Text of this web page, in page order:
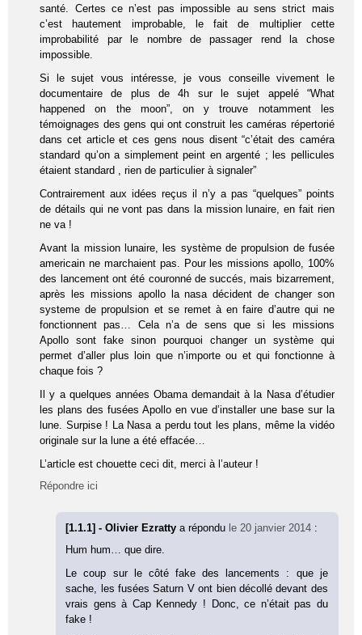
santé. Certes ce n’est pas impossible au sens strict mais
c’est hautement improbable, le fait de multiplier cette
improbabilité par le nombre de passager rend la chose
impossible.
Si le sujet vous intéresse, je vous conseille vivement le
documentaire de plus de 4h sur le sujet appelé “What
happened on the moon”, on y trouve notamment les
témoignages des gens qui ont construit les caméras répertorié
dans cet article et ces gens nous disent “c’était des caméra
standard qu’on a simplement peint en argenté ; les pellicules
étaient standard , rien de particulier à signaler”
Contrairement aux idées reçus il n’y a pas “quelques” points
de détails qui ne vont pas dans la mission lunaire, en fait rien
ne va !
Avant la mission lunaire, les système de propulsion de fusée
americain ne marchaient pas. Pour les missions apollo, 100%
des lancement ont été couronné de succés, mais bizarrement,
après les missions apollo la nasa décident de changer son
systeme de propulsion et se remet à en faire d’autre qui ne
fonctionnent pas… Cela n’a de sens que si les missions
Apollo sont fake sinon pourquoi changer un système qui
permet d’aller plus loin que n’importe ou et qui fonctionne à
chaque fois ?
Il y a quelques années Obama demandait à la Nasa d’étudier
les plans des fusées Apollo en vue d’installer une base sur la
lune. Surpise ! La Nasa a perdu tout les plans, même la vidéo
originale sur la lune a été effacée…
L’article est chouette ceci dit, merci à l’auteur !
Répondre ici
[1.1.1] - Olivier Ezrattya répondu le 20 janvier 2014 :
Hum hum… que dire.
Le coup sur le côté fake des lancements : que je
sache, les fusées Saturn V ont bien décollé devant des
vrais gens à Cap Kennedy ! Donc, ce n’était pas du
fake !